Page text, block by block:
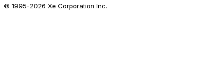
© 1995-2026 Xe Corporation Inc.